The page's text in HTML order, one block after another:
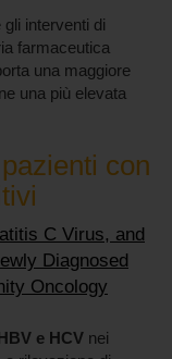
interventi di
farmaceutica
una maggiore
una più elevata
con
C Virus, and
Diagnosed
Oncology
e HCV nei